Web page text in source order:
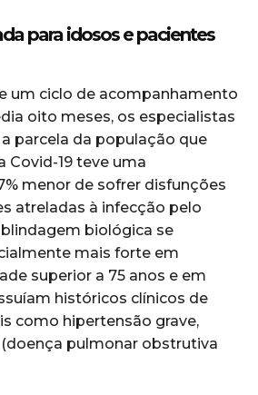
para idosos e pacientes
um ciclo de acompanhamento
oito meses, os especialistas
parcela da população que
Covid-19 teve uma
menor de sofrer disfunções
atreladas à infecção pelo
biológica se
mais forte em
superior a 75 anos e em
históricos clínicos de
como hipertensão grave,
pulmonar obstrutiva